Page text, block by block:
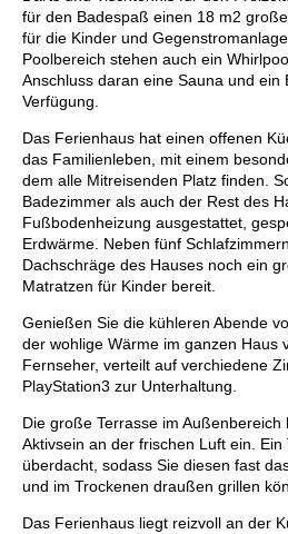
für den Badespaß einen 18 m2
für die Kinder und
Poolbereich stehen auch ein
Anschluss daran eine Sauna und ein
Verfügung.
Das Ferienhaus hat einen offenen
das Familienleben, mit einem
dem alle Mitreisenden Platz finden.
Badezimmer als auch der Rest des
Fußbodenheizung ausgestattet,
Erdwärme. Neben fünf
Dachschräge des Hauses noch ein
Matratzen für Kinder bereit.
Genießen Sie die kühleren Abende
der wohlige Wärme im ganzen Haus
Fernseher, verteilt auf verchiedene
PlayStation3 zur Unterhaltung.
Die große Terrasse im
Aktivsein an der frischen Luft ein.
überdacht, sodass Sie diesen fast
und im Trockenen draußen grillen
Das Ferienhaus liegt reizvoll an der